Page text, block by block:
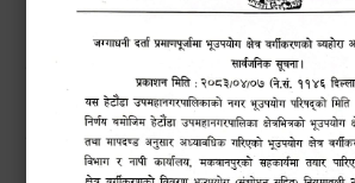
हेटौंडाका चराहरु (Birds of Hetauda)
नगरबासीहरुमा बाढी पहिरो सम्बन्धी सूचना।।